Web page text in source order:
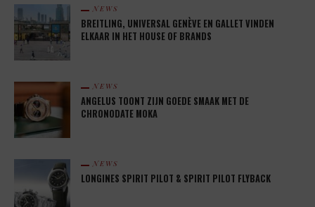
NEWS
BREITLING, UNIVERSAL GENÈVE EN GALLET VINDEN
ELKAAR IN HET HOUSE OF BRANDS
NEWS
ANGELUS TOONT ZIJN GOEDE SMAAK MET DE
CHRONODATE MOKA
NEWS
LONGINES SPIRIT PILOT & SPIRIT PILOT FLYBACK